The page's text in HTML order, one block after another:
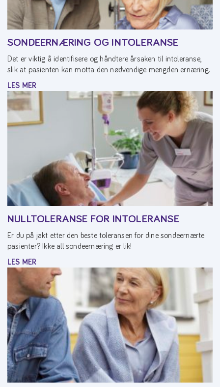
SONDEERNÆRING OG INTOLERANSE
Det er viktig å identifisere og håndtere årsaken til intoleranse,
slik at pasienten kan motta den nødvendige mengden ernæring.
LES MER
NULLTOLERANSE FOR INTOLERANSE
Er du på jakt etter den beste toleransen for dine sondeernærte
pasienter? Ikke all sondeernæring er lik!
LES MER